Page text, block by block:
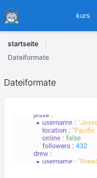
Ducafecat kurs
startseite
Dateiformate
Dateiformate